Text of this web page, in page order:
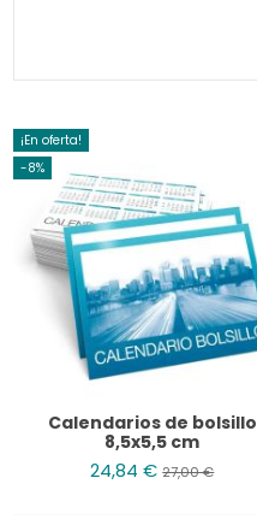
¡En oferta!
-8%
Calendarios de bolsillo
8,5x5,5 cm
24,84 €27,00 €